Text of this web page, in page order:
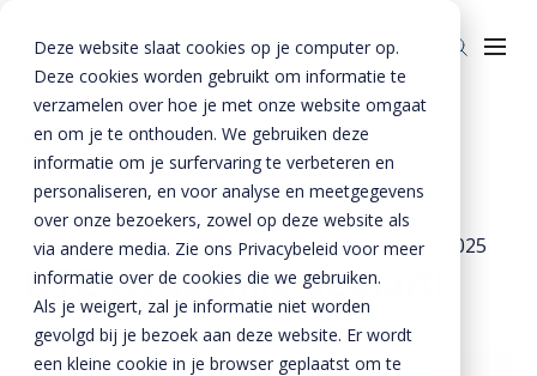
Deze website slaat cookies op je computer op.
Deze cookies worden gebruikt om informatie te
verzamelen over hoe je met onze website omgaat
en om je te onthouden. We gebruiken deze
informatie om je surfervaring te verbeteren en
personaliseren, en voor analyse en meetgegevens
over onze bezoekers, zowel op deze website als
via andere media. Zie ons Privacybeleid voor meer
informatie over de cookies die we gebruiken.
Als je weigert, zal je informatie niet worden
gevolgd bij je bezoek aan deze website. Er wordt
een kleine cookie in je browser geplaatst om te
Over ons
Over ons
BTE-bedrijven
Historie
Nieuws & Media
Veiligheid
Duurzaamheid
Kennis
Innovatie
Home » BTE - Nieuws & Media » BTE Academie gestart!
22 december 2016- Bijgewerkt op9 december 2025
BTE Academie gestart!